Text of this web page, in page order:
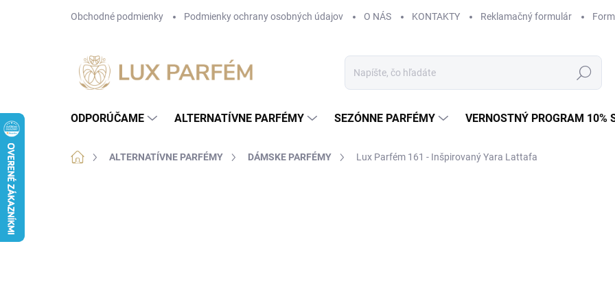
Obchodné podmienky Podmienky ochrany osobných údajov O NÁS KONTAKTY Reklamačný formulár
Hľadať
ODPORÚČAME ALTERNATÍVNE PARFÉMY SEZÓNNE PARFÉMY VERNOSTNÝ PROGRAM 10%
DomovALTERNATÍVNE PARFÉMY DÁMSKE PARFÉMY Lux Parfém 161 - Inšpirovaný Yara Lattafa